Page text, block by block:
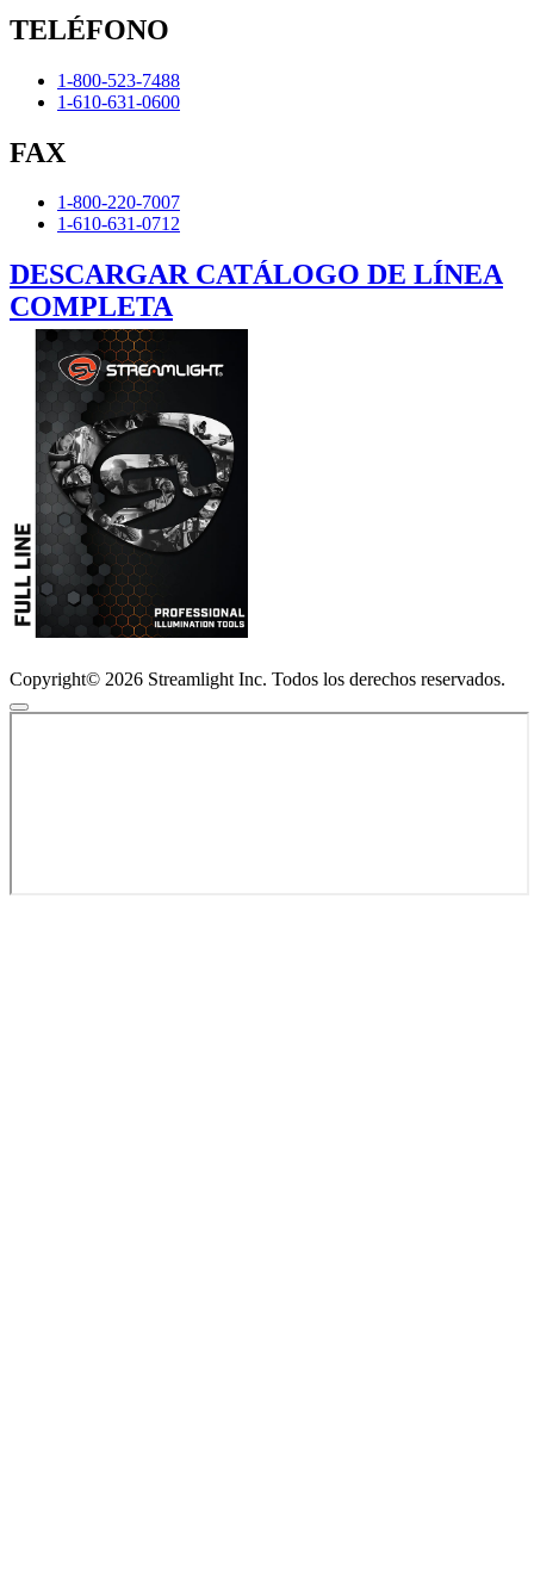
TELÉFONO
1-800-523-7488
1-610-631-0600
FAX
1-800-220-7007
1-610-631-0712
DESCARGAR CATÁLOGO DE LÍNEA
COMPLETA
Copyright© 2026 Streamlight Inc. Todos los derechos reservados.